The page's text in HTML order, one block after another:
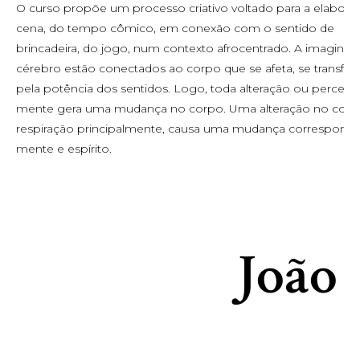
O curso propõe um processo criativo voltado para a
cena, do tempo cômico, em conexão com o sentido de
brincadeira, do jogo, num contexto afrocentrado. A
cérebro estão conectados ao corpo que se afeta, se
pela potência dos sentidos. Logo, toda alteração ou
mente gera uma mudança no corpo. Uma alteração no
respiração principalmente, causa uma mudança
mente e espírito.